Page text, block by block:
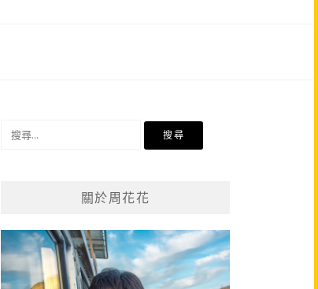
關於周花花